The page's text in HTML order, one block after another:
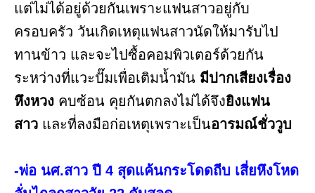
แต่ไม่ได้อยู่ด้วยกันเพราะแฟนสาวอยู่กับ
ครอบครัว วันเกิดเหตุแฟนสาวนัดให้มารับไป
ทานข้าว และจะไปซื้อคอมพิวเตอร์ด้วยกัน
ระหว่างที่แวะปั๊มเพื่อเติมน้ำมัน มีปากเสียงเรื่อง
หึงหวง คบซ้อน คุยกันตกลงไม่ได้จึงยิงแฟน
สาว และที่ลงมือก่อเหตุเพราะเป็นอารมณ์ชั่ววูบ
-พ่อ นศ.สาว ปี 4 สุดแค้นกระโดดถีบ เสี่ยหึงโหด